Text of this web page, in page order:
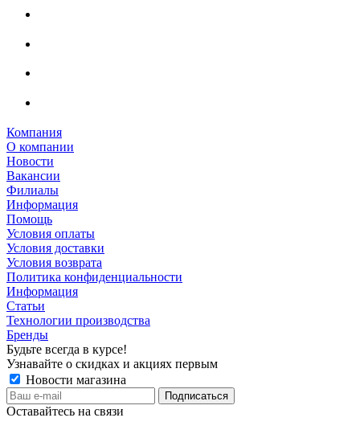
Компания
О компании
Новости
Вакансии
Филиалы
Информация
Помощь
Условия оплаты
Условия доставки
Условия возврата
Политика конфиденциальности
Информация
Статьи
Технологии производства
Бренды
Будьте всегда в курсе!
Узнавайте о скидках и акциях первым
Новости магазина
Оставайтесь на связи